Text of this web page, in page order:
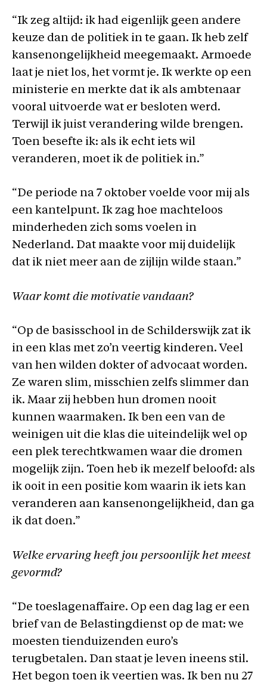
“Ik zeg altijd: ik had eigenlijk geen andere
keuze dan de politiek in te gaan. Ik heb zelf
kansenongelijkheid meegemaakt. Armoede
laat je niet los, het vormt je. Ik werkte op een
ministerie en merkte dat ik als ambtenaar
vooral uitvoerde wat er besloten werd.
Terwijl ik juist verandering wilde brengen.
Toen besefte ik: als ik echt iets wil
veranderen, moet ik de politiek in.”
“De periode na 7 oktober voelde voor mij als
een kantelpunt. Ik zag hoe machteloos
minderheden zich soms voelen in
Nederland. Dat maakte voor mij duidelijk
dat ik niet meer aan de zijlijn wilde staan.”
Waar komt die motivatie vandaan?
“Op de basisschool in de Schilderswijk zat ik
in een klas met zo’n veertig kinderen. Veel
van hen wilden dokter of advocaat worden.
Ze waren slim, misschien zelfs slimmer dan
ik. Maar zij hebben hun dromen nooit
kunnen waarmaken. Ik ben een van de
weinigen uit die klas die uiteindelijk wel op
een plek terechtkwamen waar die dromen
mogelijk zijn. Toen heb ik mezelf beloofd: als
ik ooit in een positie kom waarin ik iets kan
veranderen aan kansenongelijkheid, dan ga
ik dat doen.”
Welke ervaring heeft jou persoonlijk het meest
gevormd?
“De toeslagenaffaire. Op een dag lag er een
brief van de Belastingdienst op de mat: we
moesten tienduizenden euro’s
terugbetalen. Dan staat je leven ineens stil.
Het begon toen ik veertien was. Ik ben nu 27